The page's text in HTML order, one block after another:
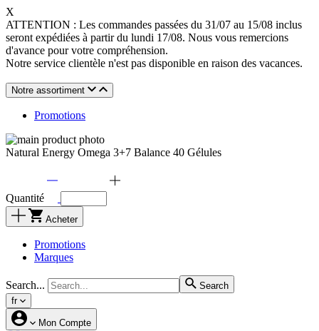
X
ATTENTION : Les commandes passées du 31/07 au 15/08 inclus
seront expédiées à partir du lundi 17/08. Nous vous remercions
d'avance pour votre compréhension.
Notre service clientèle n'est pas disponible en raison des vacances.
Notre assortiment
Promotions
Natural Energy Omega 3+7 Balance 40 Gélules
Quantité
Acheter
Promotions
Marques
Search...
Search
fr
Mon Compte